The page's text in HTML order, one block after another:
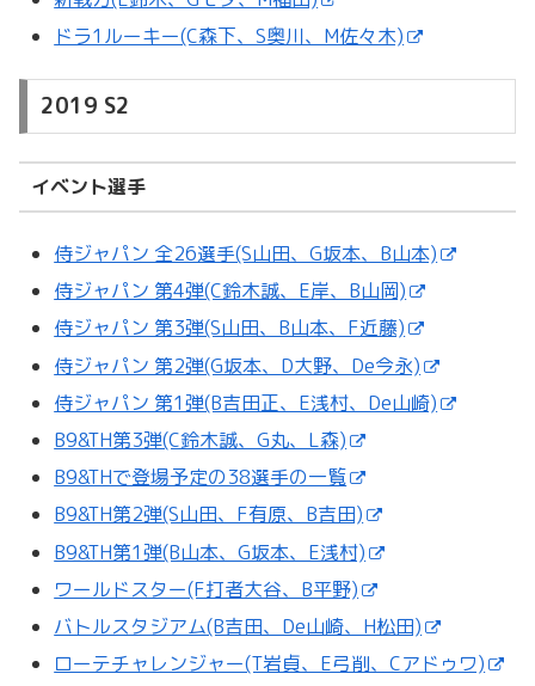
ドラ1ルーキー(C森下、S奥川、M佐々木)
2019 S2
イベント選手
侍ジャパン 全26選手(S山田、G坂本、B山本)
侍ジャパン 第4弾(C鈴木誠、E岸、B山岡)
侍ジャパン 第3弾(S山田、B山本、F近藤)
侍ジャパン 第2弾(G坂本、D大野、De今永)
侍ジャパン 第1弾(B吉田正、E浅村、De山崎)
B9&TH第3弾(C鈴木誠、G丸、L森)
B9&THで登場予定の38選手の一覧
B9&TH第2弾(S山田、F有原、B吉田)
B9&TH第1弾(B山本、G坂本、E浅村)
ワールドスター(F打者大谷、B平野)
バトルスタジアム(B吉田、De山崎、H松田)
ローテチャレンジャー(T岩貞、E弓削、Cアドゥワ)